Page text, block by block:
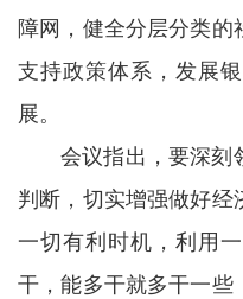
障网，健全分层分类的
支持政策体系，发展
展。
会议指出，要深刻
判断，切实增强做好经
一切有利时机，利用
干，能多干就多干一些